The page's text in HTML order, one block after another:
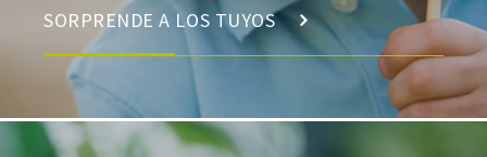
SORPRENDE A LOS TUYOS